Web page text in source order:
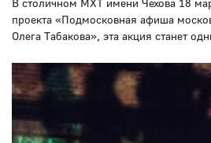
проекта «Подмосковная афиша
Олега Табакова», эта акция станет